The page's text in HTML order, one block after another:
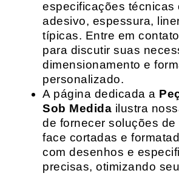
especificações técnicas
adesivo, espessura,
típicas. Entre em
para discutir suas
dimensionamento e
personalizado.
A página dedicada a
Sob Medida ilustra
de fornecer soluções de
face cortadas e
com desenhos e
precisas, otimizando